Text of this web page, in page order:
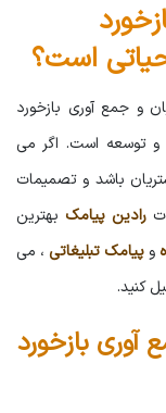
است؟
و جمع آوری بازخورد
و توسعه است. اگر می
باشد و تصمیمات
رادین پیامک بهترین
و پیامک تبلیغاتی ، می
کنید.
آوری بازخورد